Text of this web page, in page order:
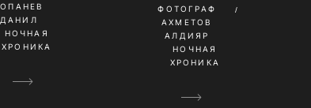
ДАНИЛ
НОЧНАЯ
ХРОНИКА
ФОТОГРАФ
АХМЕТОВ
АЛДИЯР
НОЧНАЯ
ХРОНИКА